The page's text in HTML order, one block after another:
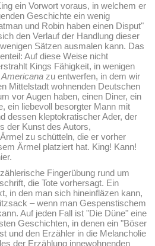
ein Vorwort voraus, in welchem er
Geschichte ein wenig
und Robin haben einen Disput"
den Verlauf der Handlung dieser
Sätzen ausmalen kann. Das
Auf diese Weise nicht
Kings Fähigkeit, in wenigen
Americana zu entwerfen, in dem wir
Mittelstadt wohnenden Deutschen
vor Augen haben, einen Diner, ein
ein liebevoll besorgter Mann mit
dessen kleptokratischer Ader, der
der Kunst des Autors,
zu schütteln, die er vorher
Ärmel platziert hat. King! Kann!
Fingerübung rund um
die Tote vorhersagt. Ein
in den man sich hineinfläzen kann,
– wenn man Gespenstischem
Auf jeden Fall ist "Die Düne" eine
Geschichten, in denen ein "Böser
und den Erzähler in die Melancholie
der Erzählung innewohnenden